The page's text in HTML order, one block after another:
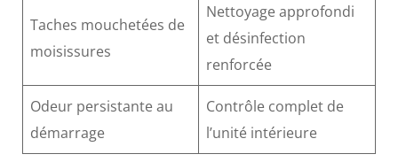
Taches mouchetées de
moisissures
Nettoyage approfondi
et désinfection
renforcée
Odeur persistante au
démarrage
Contrôle complet de
l’unité intérieure